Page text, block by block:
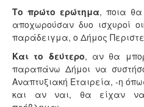
Το πρώτο ερώτημα, ποια
αποχωρούσαν δυο ισχυροί
παράδειγμα, ο Δήμος
Και το δεύτερο, αν θα
παραπάνω Δήμοι να
Αναπτυξιακή Εταιρεία, -η
και αν ναι, θα είχαν να